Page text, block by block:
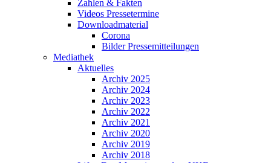
Zahlen & Fakten
Videos Pressetermine
Downloadmaterial
Corona
Bilder Pressemitteilungen
Mediathek
Aktuelles
Archiv 2025
Archiv 2024
Archiv 2023
Archiv 2022
Archiv 2021
Archiv 2020
Archiv 2019
Archiv 2018